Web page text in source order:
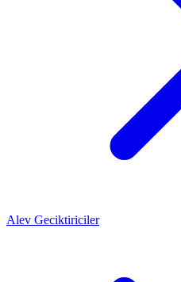
Alev Geciktiriciler